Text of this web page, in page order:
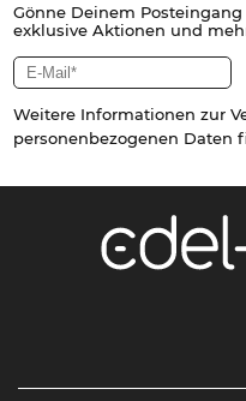
Gönne Deinem Posteingang
exklusive Aktionen und
Weitere Informationen zur
personenbezogenen Daten